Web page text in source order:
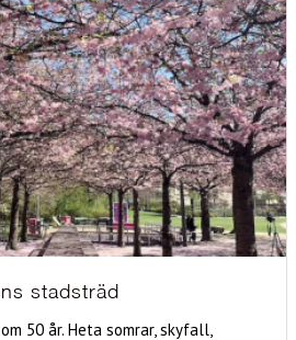
stadsträd
50 år. Heta somrar, skyfall,